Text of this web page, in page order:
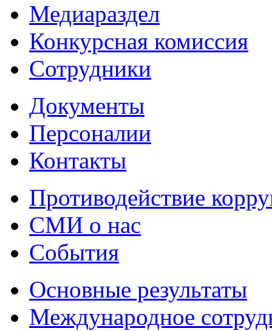
Медиараздел
Конкурсная комиссия
Сотрудники
Документы
Персоналии
Контакты
Противодействие
СМИ о нас
События
Основные результаты
Международное